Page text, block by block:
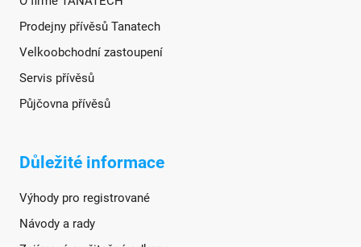
Prodejny přívěsů Tanatech
Velkoobchodní zastoupení
Servis přívěsů
Půjčovna přívěsů
Důležité informace
Výhody pro registrované
Návody a rady